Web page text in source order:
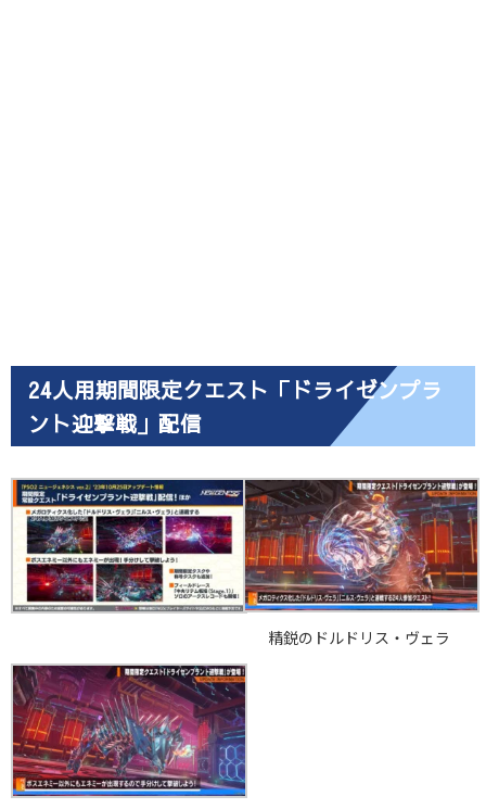
24人用期間限定クエスト「ドライゼンプラ
ント迎撃戦」配信
精鋭のドルドリス・ヴェラ